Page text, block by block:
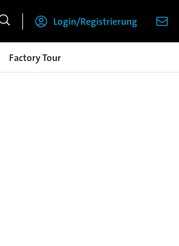
Login/Registrierung
Factory Tour